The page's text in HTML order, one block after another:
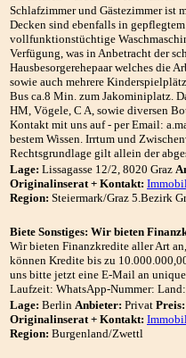
Schlafzimmer und Gästezimmer
Decken sind ebenfalls in
vollfunktionstüchtige
Verfügung, was in Anbetracht der
Hausbesorgerehepaar welches die
sowie auch mehrere
Bus ca.8 Min. zum Jakominiplatz.
HM, Vögele, C A, sowie diversen
Kontakt mit uns auf - per Email:
bestem Wissen. Irrtum und
Rechtsgrundlage gilt allein der
Lage: Lissagasse 12/2, 8020 Graz
Originalinserat + Kontakt:
Region: Steiermark/Graz 5.Bezirk
Biete Sonstiges: Wir bieten
Wir bieten Finanzkredite aller Art
können Kredite bis zu
uns bitte jetzt eine E-Mail an
Laufzeit: WhatsApp-Nummer:
Lage: Berlin Anbieter: Privat Preis:
Originalinserat + Kontakt:
Region: Burgenland/Zwettl